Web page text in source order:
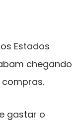
Estados
chegando
gastar o